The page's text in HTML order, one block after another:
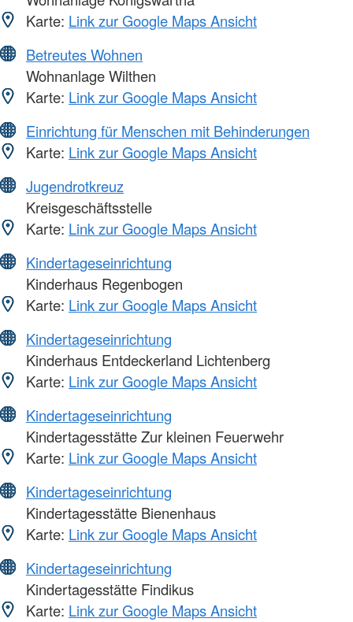
Karte: Link zur Google Maps Ansicht
Betreutes Wohnen
Wohnanlage Wilthen
Karte: Link zur Google Maps Ansicht
Einrichtung für Menschen mit Behinderungen
Karte: Link zur Google Maps Ansicht
Jugendrotkreuz
Kreisgeschäftsstelle
Karte: Link zur Google Maps Ansicht
Kindertageseinrichtung
Kinderhaus Regenbogen
Karte: Link zur Google Maps Ansicht
Kindertageseinrichtung
Kinderhaus Entdeckerland Lichtenberg
Karte: Link zur Google Maps Ansicht
Kindertageseinrichtung
Kindertagesstätte Zur kleinen Feuerwehr
Karte: Link zur Google Maps Ansicht
Kindertageseinrichtung
Kindertagesstätte Bienenhaus
Karte: Link zur Google Maps Ansicht
Kindertageseinrichtung
Kindertagesstätte Findikus
Karte: Link zur Google Maps Ansicht